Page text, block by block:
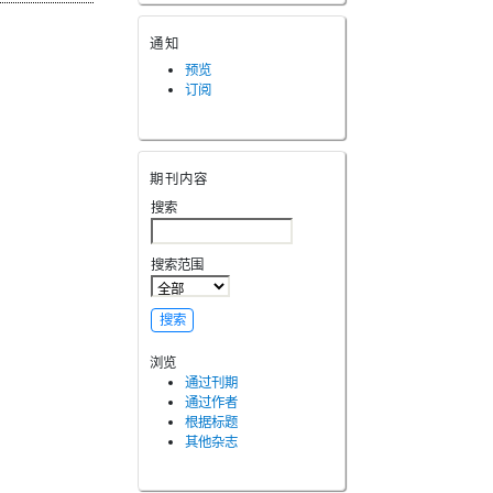
通知
预览
订阅
期刊内容
搜索
搜索范围
浏览
通过刊期
通过作者
根据标题
其他杂志